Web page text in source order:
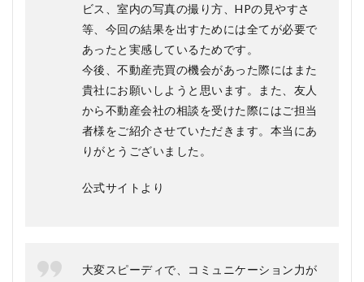
ビス、室内の写真の撮り方、HPの見やすさ
等、今回の結果を出すためには全てが必要で
あったと実感しているためです。
今後、不動産売買の機会があった際にはまた
貴社にお願いしようと思います。また、友人
から不動産会社の相談を受けた際にはご担当
者様をご紹介させていただきます。本当にあ
りがとうございました。
公式サイトより
大変スピーディで、コミュニケーション力が